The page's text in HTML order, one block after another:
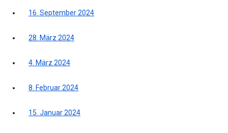
16. September 2024
28. März 2024
4. März 2024
8. Februar 2024
15. Januar 2024